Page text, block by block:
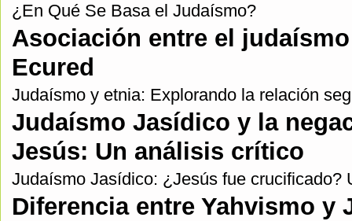
¿En Qué Se Basa el Judaísmo?
Asociación entre el
Ecured
Judaísmo y etnia: Explorando la relación
Judaísmo Jasídico y la
Jesús: Un análisis crítico
Judaísmo Jasídico: ¿Jesús fue crucificado?
Diferencia entre Yahvismo